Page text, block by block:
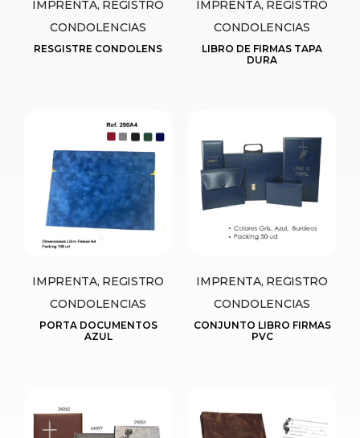
IMPRENTA, REGISTRO
CONDOLENCIAS
RESGISTRE CONDOLENS
IMPRENTA, REGISTRO
CONDOLENCIAS
LIBRO DE FIRMAS TAPA
DURA
IMPRENTA, REGISTRO
CONDOLENCIAS
PORTA DOCUMENTOS
AZUL
IMPRENTA, REGISTRO
CONDOLENCIAS
CONJUNTO LIBRO FIRMAS
PVC